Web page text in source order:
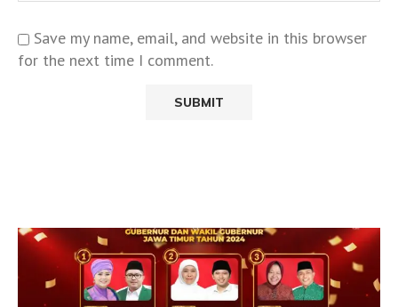
Save my name, email, and website in this browser
for the next time I comment.